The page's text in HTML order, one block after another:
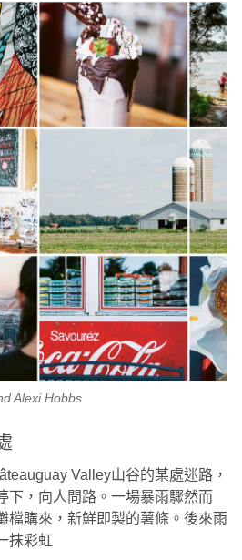
Alexi Hobbs
Valley山谷的某處迷路，
下，向人問路。一場暴雨驟然而
檔購來，新鮮即製的薯條。後來雨
抹彩虹